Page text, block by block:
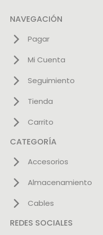
NAVEGACIÓN
Pagar
Mi Cuenta
Seguimiento
Tienda
Carrito
CATEGORÍA
Accesorios
Almacenamiento
Cables
REDES SOCIALES